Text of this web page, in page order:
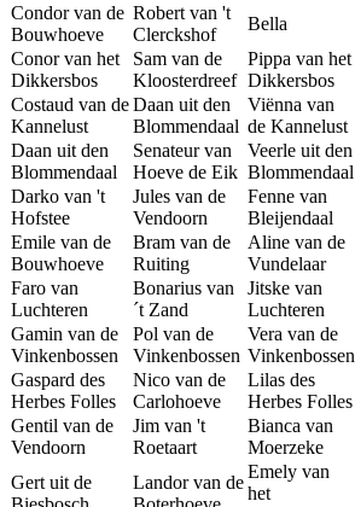
Condor van de
Bouwhoeve
Robert van 't
Clerckshof
Bella
Conor van het
Dikkersbos
Sam van de
Kloosterdreef
Pippa van het
Dikkersbos
Costaud van de
Kannelust
Daan uit den
Blommendaal
Viënna van
de Kannelust
Daan uit den
Blommendaal
Senateur van
Hoeve de Eik
Veerle uit den
Blommendaal
Darko van 't
Hofstee
Jules van de
Vendoorn
Fenne van
Bleijendaal
Emile van de
Bouwhoeve
Bram van de
Ruiting
Aline van de
Vundelaar
Faro van
Luchteren
Bonarius van
´t Zand
Jitske van
Luchteren
Gamin van de
Vinkenbossen
Pol van de
Vinkenbossen
Vera van de
Vinkenbossen
Gaspard des
Herbes Folles
Nico van de
Carlohoeve
Lilas des
Herbes Folles
Gentil van de
Vendoorn
Jim van 't
Roetaart
Bianca van
Moerzeke
Gert uit de
Landor van de
Emely van
het